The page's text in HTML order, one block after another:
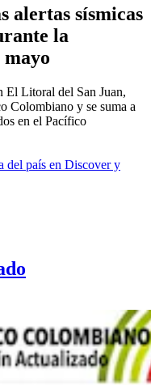
alertas sísmicas
la
mayo
El Litoral del San Juan,
Colombiano y se suma a
en el Pacífico
del país en Discover y